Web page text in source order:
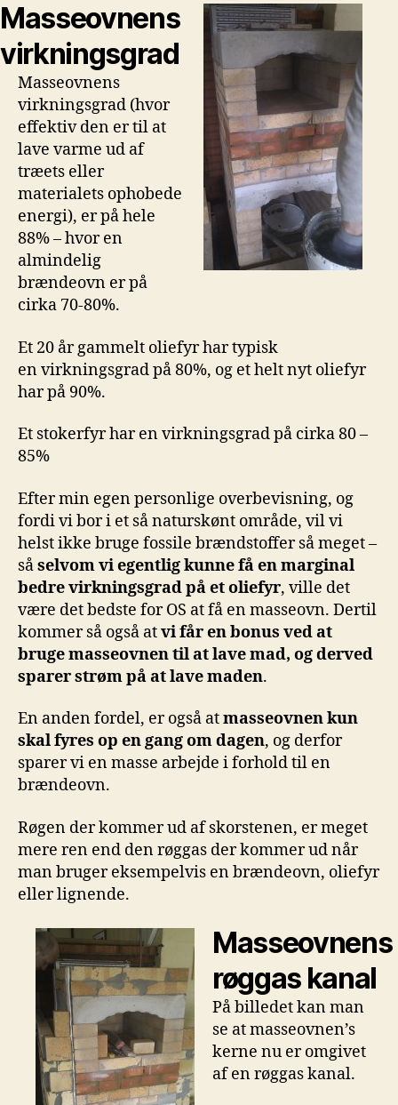
Masseovnens
virkningsgrad
Masseovnens
virkningsgrad (hvor
effektiv den er til at
lave varme ud af
træets eller
materialets ophobede
energi), er på hele
88% – hvor en
almindelig
brændeovn er på
cirka 70-80%.
Et 20 år gammelt oliefyr har typisk
en virkningsgrad på 80%, og et helt nyt oliefyr
har på 90%.
Et stokerfyr har en virkningsgrad på cirka 80 –
85%
Efter min egen personlige overbevisning, og
fordi vi bor i et så naturskønt område, vil vi
helst ikke bruge fossile brændstoffer så meget –
såselvom vi egentlig kunne få en marginal
bedre virkningsgrad på et oliefyr, ville det
være det bedste for OS at få en masseovn. Dertil
kommer så også atvi får en bonus ved at
bruge masseovnen til at lave mad, og derved
sparer strøm på at lave maden.
En anden fordel, er også atmasseovnen kun
skal fyres op en gang om dagen, og derfor
sparer vi en masse arbejde i forhold til en
brændeovn.
Røgen der kommer ud af skorstenen, er meget
mere ren end den røggas der kommer ud når
man bruger eksempelvis en brændeovn, oliefyr
eller lignende.
Masseovnens
røggas kanal
På billedet kan man
se at masseovnen’s
kerne nu er omgivet
af en røggas kanal.